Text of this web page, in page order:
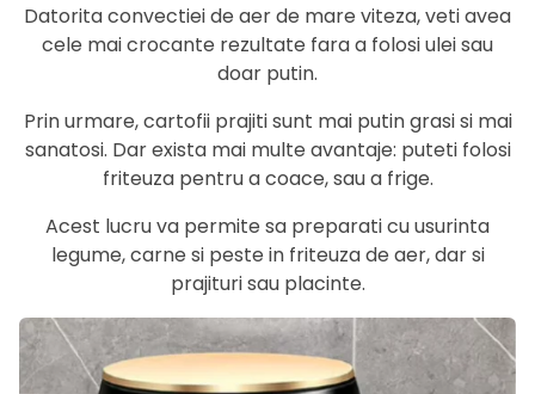
Datorita convectiei de aer de mare viteza, veti avea
cele mai crocante rezultate fara a folosi ulei sau
doar putin.
Prin urmare, cartofii prajiti sunt mai putin grasi si mai
sanatosi. Dar exista mai multe avantaje: puteti folosi
friteuza pentru a coace, sau a frige.
Acest lucru va permite sa preparati cu usurinta
legume, carne si peste in friteuza de aer, dar si
prajituri sau placinte.